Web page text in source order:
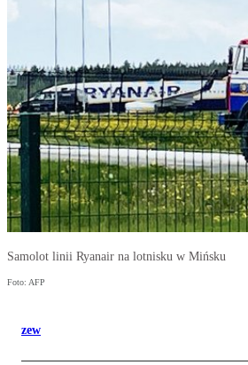
Samolot linii Ryanair na lotnisku w Mińsku
Foto: AFP
zew